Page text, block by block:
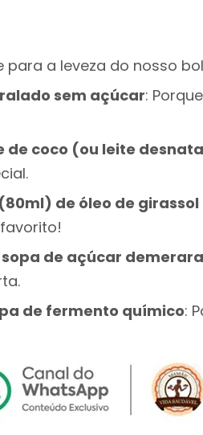
para a leveza do nosso
sem açúcar:
de coco (ou leite
de óleo de
sopa de açúcar
de fermento químico: